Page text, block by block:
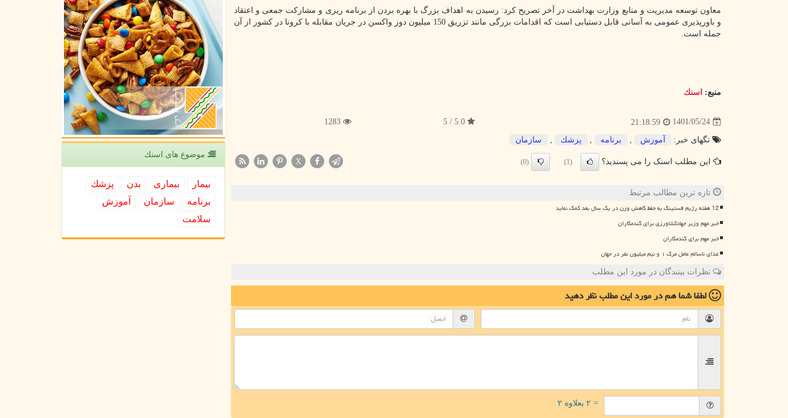
معاون توسعه مدیریت و منابع وزارت بهداشت در آخر تصریح کرد: رسیدن به اهداف بزرگ با بهره بردن از برنامه ریزی و مشارکت جمعی و اعتقاد
و باورپذیری عمومی به آسانی قابل دستیابی است که اقدامات بزرگی مانند تزریق 150 میلیون دوز واکسن در جریان مقابله با کرونا در کشور از آن
جمله است.
منبع: اسنك
1401/05/24
21:18:59
5.0 / 5
1283
تگهای خبر: آموزش برنامه پزشك سازمان
این مطلب اسنک را می پسندید؟ (1)
(0)
X
تازه ترین مطالب مرتبط
12 هفته رژیم فستینگ به حفظ کاهش وزن در یک سال بعد کمک نماید
خبر مهم وزیر جهادکشاورزی برای گندمکاران
خبر مهم برای گندمکاران
غذای ناسالم عامل مرگ ۱ و نیم میلیون نفر در جهان
نظرات بینندگان در مورد این مطلب
لطفا شما همدر مورد این مطلبنظر دهید
= ۲ بعلاوه ۲
موضوع های اسنك
بیمار بیماری بدن
پزشك
برنامه
سازمان
آموزش
سلامت